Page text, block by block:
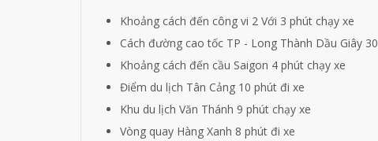
Khoảng cách đến công vi 2 Với 3 phút chạy xe
Cách đường cao tốc TP - Long Thành Dầu Giây
Khoảng cách đến cầu Saigon 4 phút chạy xe
Điểm du lịch Tân Cảng 10 phút đi xe
Khu du lịch Văn Thánh 9 phút chạy xe
Vòng quay Hàng Xanh 8 phút đi xe